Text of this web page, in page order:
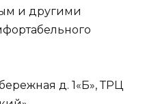
и другими
д. 1«Б», ТРЦ